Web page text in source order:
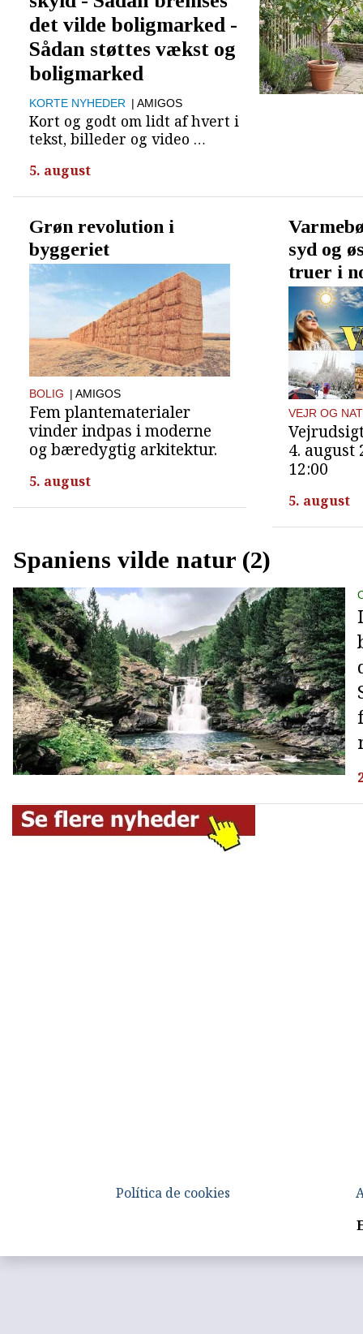
det vilde boligmarked -
Sådan støttes vækst og
boligmarked
KORTE NYHEDER | AMIGOS
Kort og godt om lidt af hvert i
tekst, billeder og video …
5. august
Grøn revolution i
byggeriet
BOLIG | AMIGOS
Fem plantematerialer
vinder indpas i moderne
og bæredygtig arkitektur.
5. august
syd og
truer i
VEJR OG
4. august
12:00
5. august
Spaniens vilde natur (2)
Política de cookies